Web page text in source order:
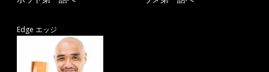
Edge エッジ